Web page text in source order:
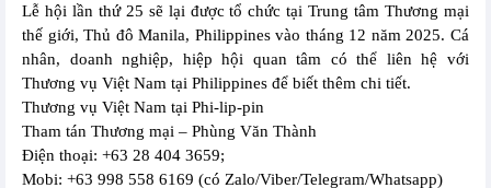
Lễ hội lần thứ 25 sẽ lại được tổ chức tại Trung tâm Thương mại
thế giới, Thủ đô Manila, Philippines vào tháng 12 năm 2025. Cá
nhân, doanh nghiệp, hiệp hội quan tâm có thể liên hệ với
Thương vụ Việt Nam tại Philippines để biết thêm chi tiết.
Thương vụ Việt Nam tại Phi-lip-pin
Tham tán Thương mại – Phùng Văn Thành
Điện thoại: +63 28 404 3659;
Mobi: +63 998 558 6169 (có Zalo/Viber/Telegram/Whatsapp)